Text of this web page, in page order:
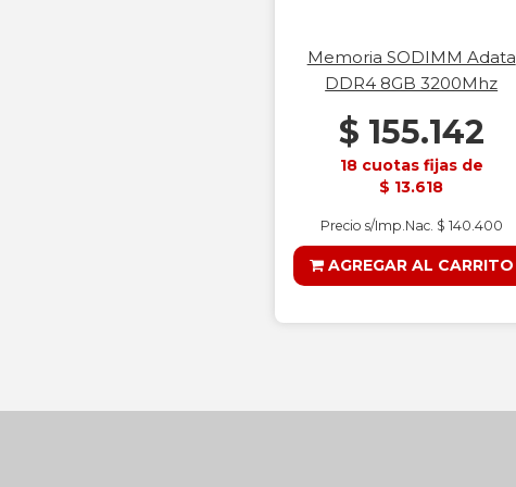
Memoria SODIMM Adata
DDR4 8GB 3200Mhz
$ 155.142
18 cuotas fijas de
$ 13.618
Precio s/Imp.Nac. $ 140.400
AGREGAR AL CARRITO